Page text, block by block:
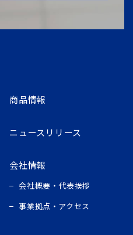
商品情報
ニュースリリース
会社情報
会社概要・代表挨拶
事業拠点・アクセス